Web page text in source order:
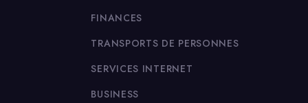
FINANCES
TRANSPORTS DE PERSONNES
SERVICES INTERNET
BUSINESS